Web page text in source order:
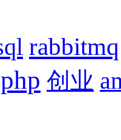
rabbitmq
php 创业